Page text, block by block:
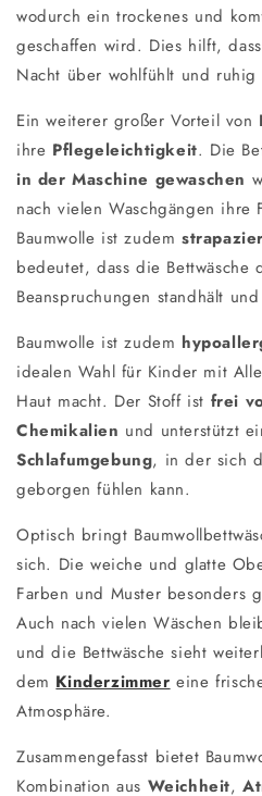
wodurch ein trockenes und
geschaffen wird. Dies hilft,
Nacht über wohlfühlt und ruhig
Ein weiterer großer Vorteil von
ihre Pflegeleichtigkeit. Die
in der Maschine gewaschen
nach vielen Waschgängen ihre
Baumwolle ist zudem
bedeutet, dass die Bettwäsche
Beanspruchungen standhält
Baumwolle ist zudem
idealen Wahl für Kinder mit
Haut macht. Der Stoff ist frei
Chemikalien und unterstützt
Schlafumgebung, in der sich
geborgen fühlen kann.
Optisch bringt
sich. Die weiche und glatte
Farben und Muster besonders
Auch nach vielen Wäschen
und die Bettwäsche sieht
dem Kinderzimmer eine
Atmosphäre.
Zusammengefasst bietet
Kombination aus Weichheit,